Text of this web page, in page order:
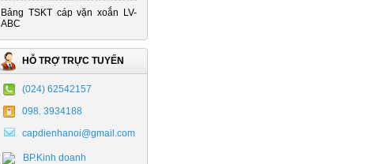
Bảng TSKT cáp vặn xoắn LV-
ABC
HỖ TRỢ TRỰC TUYẾN
(024) 62542157
098. 3934188
capdienhanoi@gmail.com
BP.Kinh doanh